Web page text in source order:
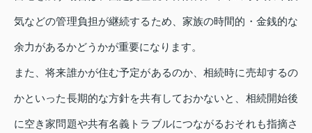
気などの管理負担が継続するため、家族の時間的・金銭的な
余力があるかどうかが重要になります。
また、将来誰かが住む予定があるのか、相続時に売却するの
かといった長期的な方針を共有しておかないと、相続開始後
に空き家問題や共有名義トラブルにつながるおそれも指摘さ